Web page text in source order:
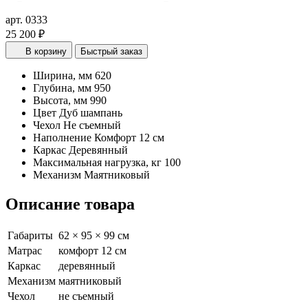
арт. 0333
25 200 ₽
В корзину Быстрый заказ
Ширина, мм 620
Глубина, мм 950
Высота, мм 990
Цвет Дуб шампань
Чехол Не съемный
Наполнение Комфорт 12 см
Каркас Деревянный
Максимальная нагрузка, кг 100
Механизм Маятниковый
Описание товара
Габариты 62 × 95 × 99 см
Матрас
комфорт 12 см
Каркас
деревянный
Механизм маятниковый
Чехол
не съемный